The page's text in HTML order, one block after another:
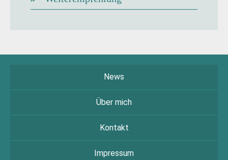
News
Über mich
Kontakt
Impressum